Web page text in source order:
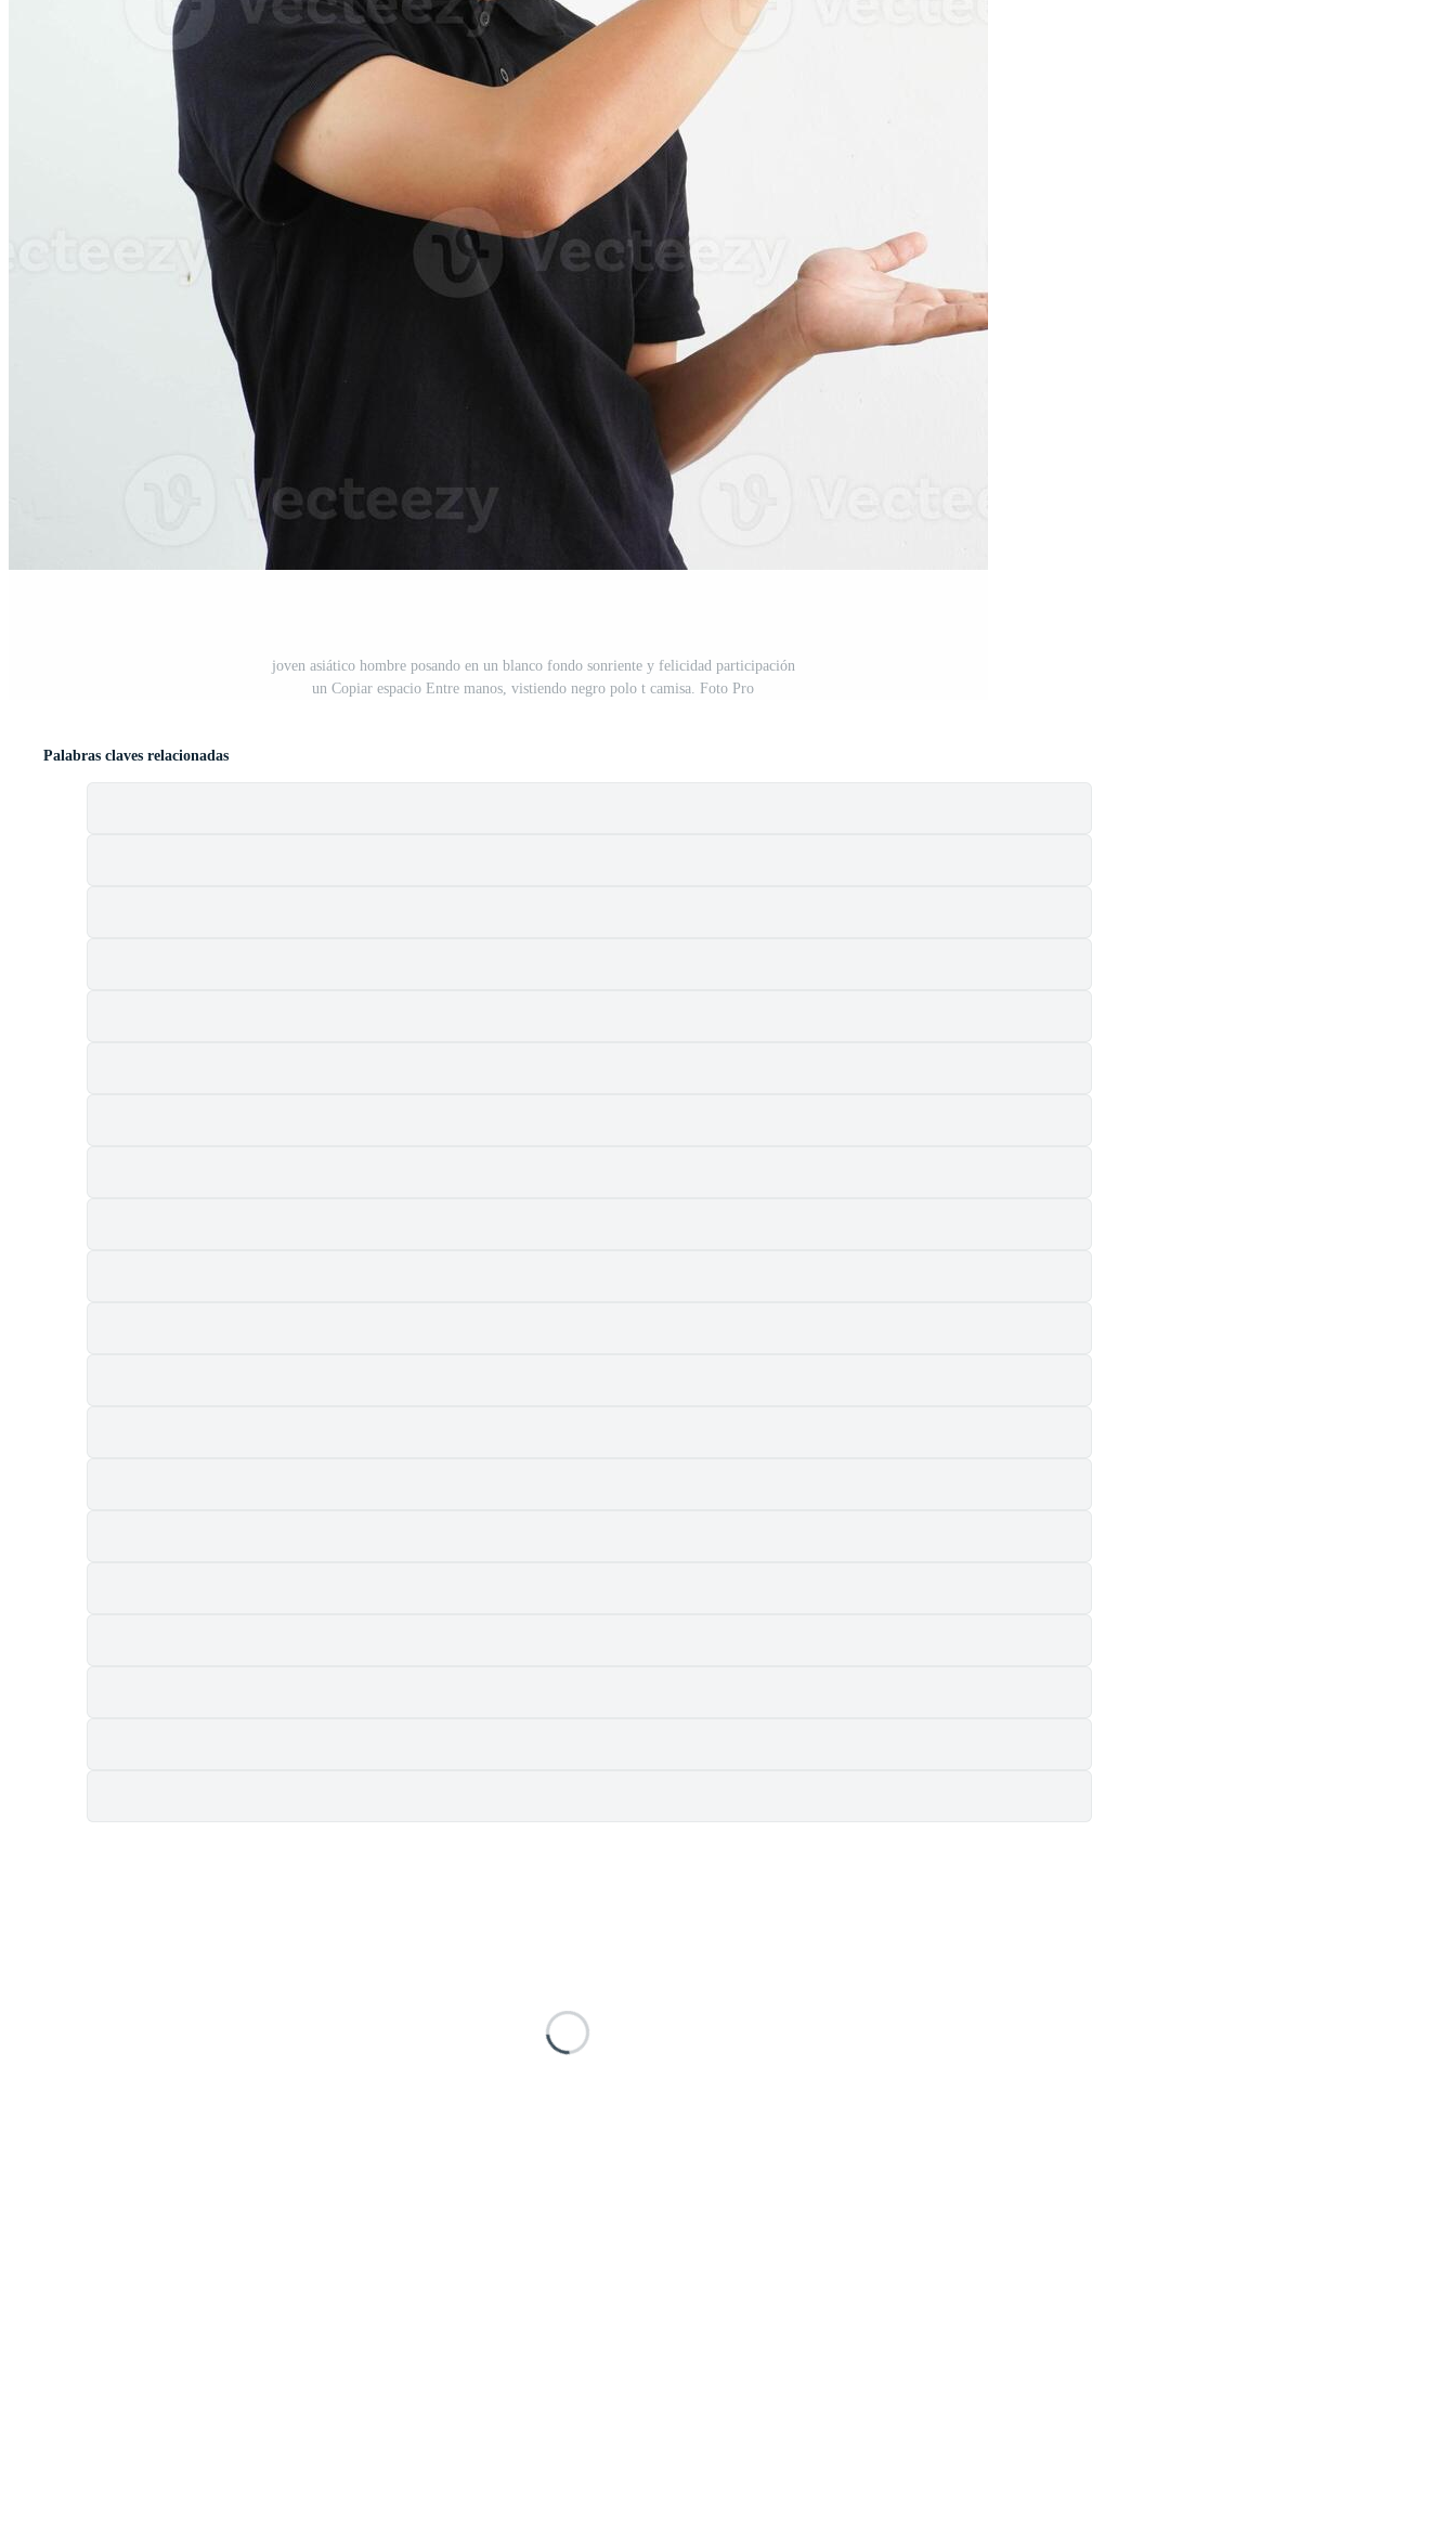
joven asiático hombre posando en un blanco fondo sonriente y felicidad participación
un Copiar espacio Entre manos, vistiendo negro polo t camisa. Foto Pro
Palabras claves relacionadas